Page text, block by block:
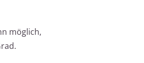
möglich,